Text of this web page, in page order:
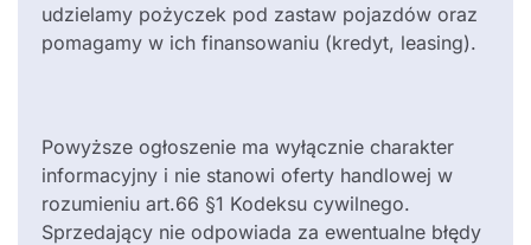
udzielamy pożyczek pod zastaw pojazdów oraz
pomagamy w ich finansowaniu (kredyt, leasing).
Powyższe ogłoszenie ma wyłącznie charakter
informacyjny i nie stanowi oferty handlowej w
rozumieniu art.66 §1 Kodeksu cywilnego.
Sprzedający nie odpowiada za ewentualne błędy